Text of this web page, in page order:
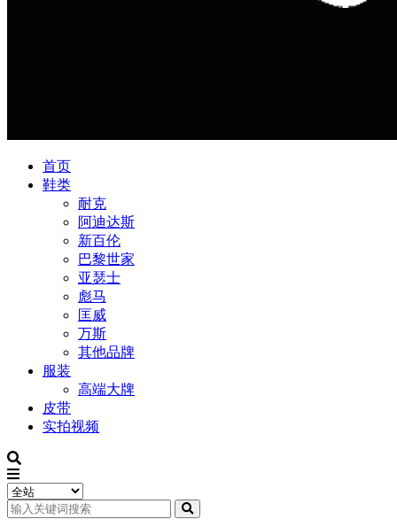
首页
鞋类
耐克
阿迪达斯
新百伦
巴黎世家
亚瑟士
彪马
匡威
万斯
其他品牌
服装
高端大牌
皮带
实拍视频